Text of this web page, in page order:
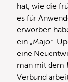
hat, wie die
es für
erworben
ein „Major-
eine
man mit dem
Verbund